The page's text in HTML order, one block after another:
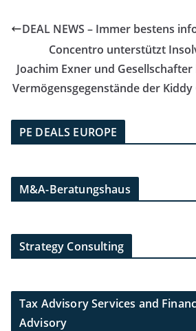
DEAL NEWS – Immer bestens
Concentro unterstützt
Joachim Exner und
Vermögensgegenstände der
PE DEALS EUROPE
M&A-Beratungshaus
Strategy Consulting
Tax Advisory Services and
Advisory